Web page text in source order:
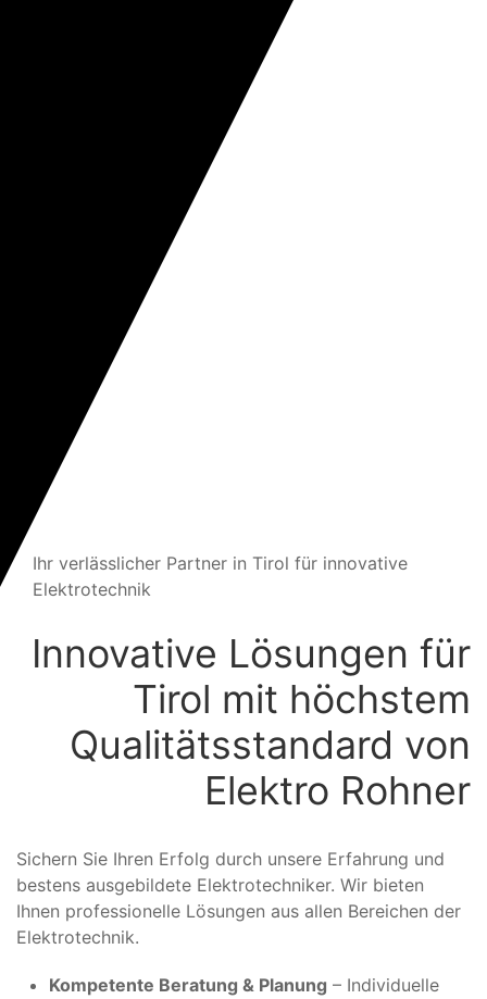
Ihr verlässlicher Partner in Tirol für innovative
Elektrotechnik
Innovative Lösungen für
Tirol mit höchstem
Qualitätsstandard von
Elektro Rohner
Sichern Sie Ihren Erfolg durch unsere Erfahrung und
bestens ausgebildete Elektrotechniker. Wir bieten
Ihnen professionelle Lösungen aus allen Bereichen der
Elektrotechnik.
Kompetente Beratung & Planung – Individuelle